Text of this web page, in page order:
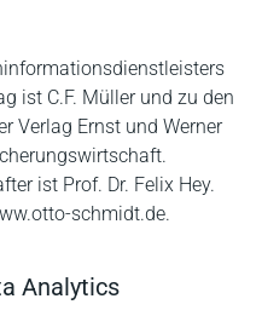
ist C.F. Müller und zu den
Verlag Ernst und Werner
ist Prof. Dr. Felix Hey.
schmidt.de.
Analytics